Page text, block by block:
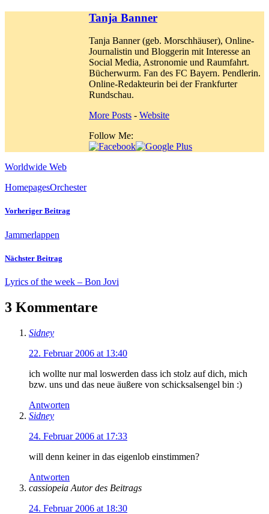
Tanja Banner
Tanja Banner (geb. Morschhäuser), Online-
Journalistin und Bloggerin mit Interesse an
Social Media, Astronomie und Raumfahrt.
Bücherwurm. Fan des FC Bayern. Pendlerin.
Online-Redakteurin bei der Frankfurter
Rundschau.
More Posts - Website
Follow Me:
Worldwide Web
HomepagesOrchester
Vorheriger Beitrag
Jammerlappen
Nächster Beitrag
Lyrics of the week – Bon Jovi
3 Kommentare
Sidney
22. Februar 2006 at 13:40
ich wollte nur mal loswerden dass ich stolz auf dich, mich
bzw. uns und das neue äußere von schicksalsengel bin :)
Antworten
Sidney
24. Februar 2006 at 17:33
will denn keiner in das eigenlob einstimmen?
Antworten
cassiopeia Autor des Beitrags
24. Februar 2006 at 18:30